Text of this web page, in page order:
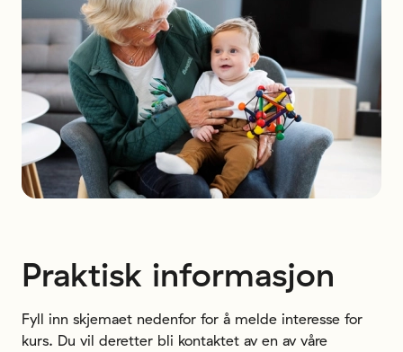
Praktisk informasjon
Fyll inn skjemaet nedenfor for å melde interesse for
kurs. Du vil deretter bli kontaktet av en av våre